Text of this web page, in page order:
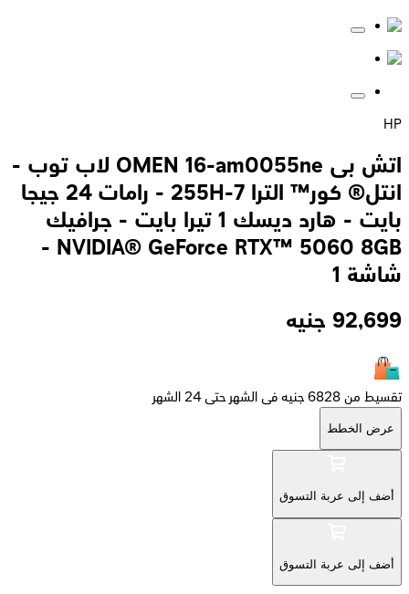
HP
اتش بى OMEN 16-am0055ne لاب توب -
انتل® كور™ الترا 7-255H - رامات 24 جيجا
بايت - هارد ديسك 1 تيرا بايت - جرافيك
NVIDIA® GeForce RTX™ 5060 8GB -
شاشة 1
92,699 جنيه
تقسيط من 6828 جنيه فى الشهر حتى 24 الشهر
عرض الخطط
أضف إلى عربة التسوق
أضف إلى عربة التسوق